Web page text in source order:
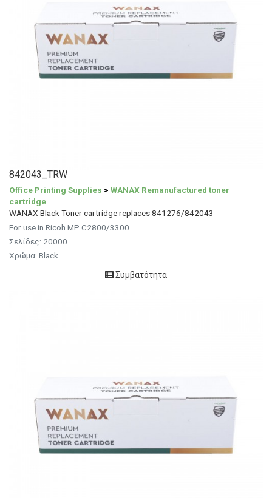
842043_TRW
Office Printing Supplies > WANAX Remanufactured toner
cartridge
WANAX Black Toner cartridge replaces 841276/842043
For use in Ricoh MP C2800/3300
Σελίδες: 20000
Χρώμα: Black
Συμβατότητα